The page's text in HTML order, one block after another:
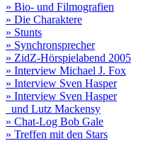
» Bio- und Filmografien
» Die Charaktere
» Stunts
» Synchronsprecher
» ZidZ-Hörspielabend 2005
» Interview Michael J. Fox
» Interview Sven Hasper
» Interview Sven Hasper
und Lutz Mackensy
» Chat-Log Bob Gale
» Treffen mit den Stars